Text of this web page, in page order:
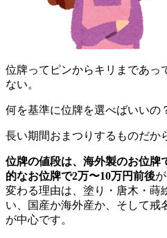
位牌ってピンからキリまであっ
ない。
何を基準に位牌を選べばいいの
長い期間おまつりするものだか
位牌の値段は、海外製のお位牌
的なお位牌で2万〜10万円前後
変わる理由は、塗り・唐木・蒔
い、国産か海外産か、そして戒
が中心です。